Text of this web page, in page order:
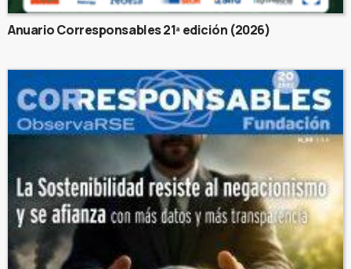
Anuario Corresponsables 21ª edición (2026)